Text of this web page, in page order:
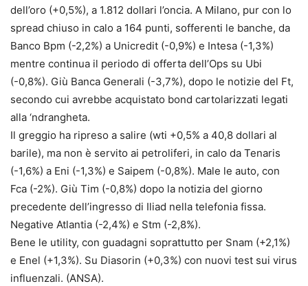
dell’oro (+0,5%), a 1.812 dollari l’oncia. A Milano, pur con lo
spread chiuso in calo a 164 punti, sofferenti le banche, da
Banco Bpm (-2,2%) a Unicredit (-0,9%) e Intesa (-1,3%)
mentre continua il periodo di offerta dell’Ops su Ubi
(-0,8%). Giù Banca Generali (-3,7%), dopo le notizie del Ft,
secondo cui avrebbe acquistato bond cartolarizzati legati
alla ‘ndrangheta.
Il greggio ha ripreso a salire (wti +0,5% a 40,8 dollari al
barile), ma non è servito ai petroliferi, in calo da Tenaris
(-1,6%) a Eni (-1,3%) e Saipem (-0,8%). Male le auto, con
Fca (-2%). Giù Tim (-0,8%) dopo la notizia del giorno
precedente dell’ingresso di Iliad nella telefonia fissa.
Negative Atlantia (-2,4%) e Stm (-2,8%).
Bene le utility, con guadagni soprattutto per Snam (+2,1%)
e Enel (+1,3%). Su Diasorin (+0,3%) con nuovi test sui virus
influenzali. (ANSA).